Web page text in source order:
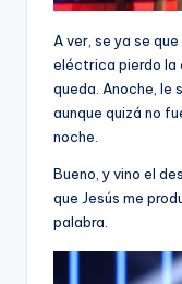
A ver, se ya se
eléctrica pierdo la
queda. Anoche, le
aunque quizá no
noche.
Bueno, y vino el
que Jesús me
palabra.